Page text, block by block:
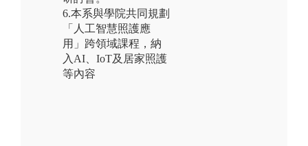
6.本系與學院共同規劃
「人工智慧照護應
用」跨領域課程，納
入AI、IoT及居家照護
等內容